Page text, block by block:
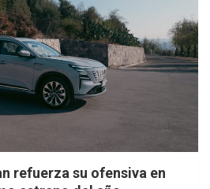
refuerza su ofensiva en